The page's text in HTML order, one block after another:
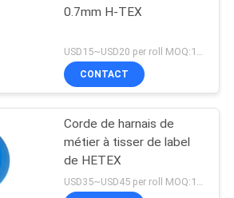
0.7mm H-TEX
USD15~USD20 per roll MOQ:18 Rolls
CONTACT
Corde de harnais de
métier à tisser de label
de HETEX
USD35~USD45 per roll MOQ:18 Rolls